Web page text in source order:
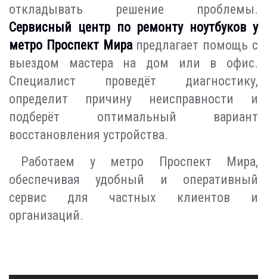
откладывать решение проблемы.
Сервисный центр по ремонту ноутбуков у
метро Проспект Мирапредлагает помощь с
выездом мастера на дом или в офис.
Специалист проведёт диагностику,
определит причину неисправности и
подберёт оптимальный вариант
восстановления устройства.
Работаем у метро Проспект Мира,
обеспечивая удобный и оперативный
сервис для частных клиентов и
организаций.